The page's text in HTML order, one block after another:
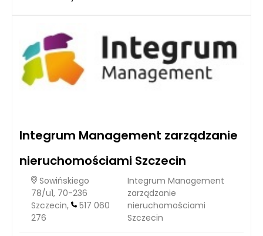
Integrum Management zarządzanie
nieruchomościami Szczecin
Sowińskiego
78/u1, 70-236
Szczecin,
517 060
276
Integrum Management
zarządzanie
nieruchomościami
Szczecin